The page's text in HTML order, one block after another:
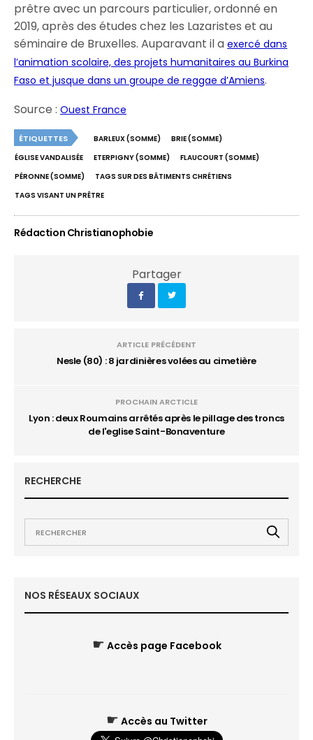
prêtre avec un parcours particulier, ordonné en
2019, après des études chez les Lazaristes et au
séminaire de Bruxelles. Auparavant il aexercé dans
l’animation scolaire, des projets humanitaires au Burkina
Faso et jusque dans un groupe de reggae d’Amiens.
Source :Ouest France
ÉTIQUETTES BARLEUX (SOMME)
BRIE (SOMME)
ÉGLISE VANDALISÉE
ETERPIGNY (SOMME)
FLAUCOURT (SOMME)
PÉRONNE (SOMME)
TAGS SUR DES BÂTIMENTS CHRÉTIENS
TAGS VISANT UN PRÊTRE
Rédaction Christianophobie
Partager
ARTICLE PRÉCÉDENT
Nesle (80) : 8 jardinières volées au cimetière
PROCHAIN ARCTICLE
Lyon : deux Roumains arrêtés après le pillage des troncs
de l'eglise Saint-Bonaventure
RECHERCHE
NOS RÉSEAUX SOCIAUX
☛ Accès page Facebook
☛ Accès au Twitter